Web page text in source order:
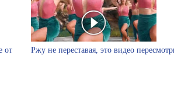
от
Ржу не переставая, это видео